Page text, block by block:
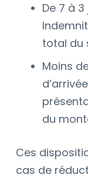
De 7 à
total du
Moins
du
Ces
cas de